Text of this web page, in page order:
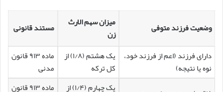
وضعیت فرزند متوفی
میزان سهم الارث
زن
مستند قانونی
دارای فرزند (اعم از فرزند خود،
نوه یا نتیجه)
یک هشتم (۱/۸) از
کل ترکه
ماده ۹۱۳ قانون
مدنی
یک چهارم (۱/۴) از
ماده ۹۱۳ قانون